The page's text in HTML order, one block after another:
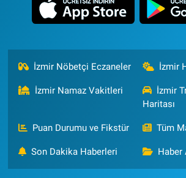
İzmir Nöbetçi Eczaneler İzmir
İzmir Namaz Vakitleri
İzmir
Haritası
Puan Durumu ve Fikstür Tüm
Son Dakika Haberleri Haber